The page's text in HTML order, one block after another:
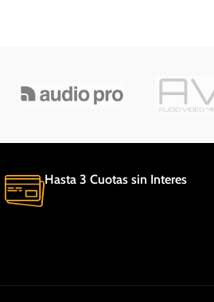
Hasta 3 Cuotas sin Interes